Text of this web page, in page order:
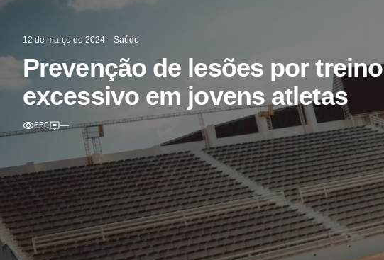
12 de março de 2024 Saúde
Prevenção de lesões por treino
excessivo em jovens atletas
650 —